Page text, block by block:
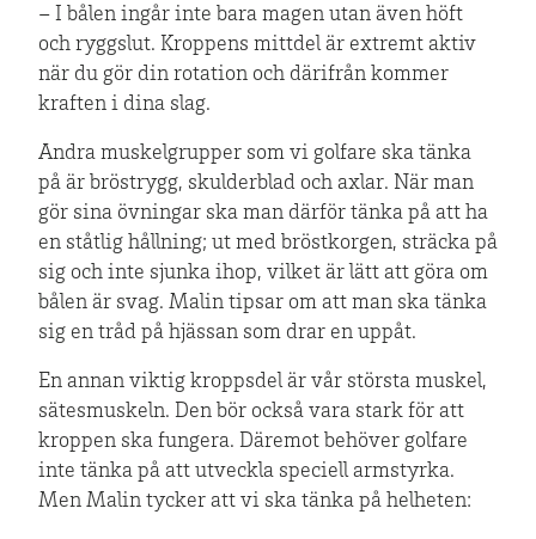
– I bålen ingår inte bara magen utan även höft
och ryggslut. Kroppens mittdel är extremt aktiv
när du gör din rotation och därifrån kommer
kraften i dina slag.
Andra muskelgrupper som vi golfare ska tänka
på är bröstrygg, skulderblad och axlar. När man
gör sina övningar ska man därför tänka på att ha
en ståtlig hållning; ut med bröstkorgen, sträcka på
sig och inte sjunka ihop, vilket är lätt att göra om
bålen är svag. Malin tipsar om att man ska tänka
sig en tråd på hjässan som drar en uppåt.
En annan viktig kroppsdel är vår största muskel,
sätesmuskeln. Den bör också vara stark för att
kroppen ska fungera. Däremot behöver golfare
inte tänka på att utveckla speciell armstyrka.
Men Malin tycker att vi ska tänka på helheten: